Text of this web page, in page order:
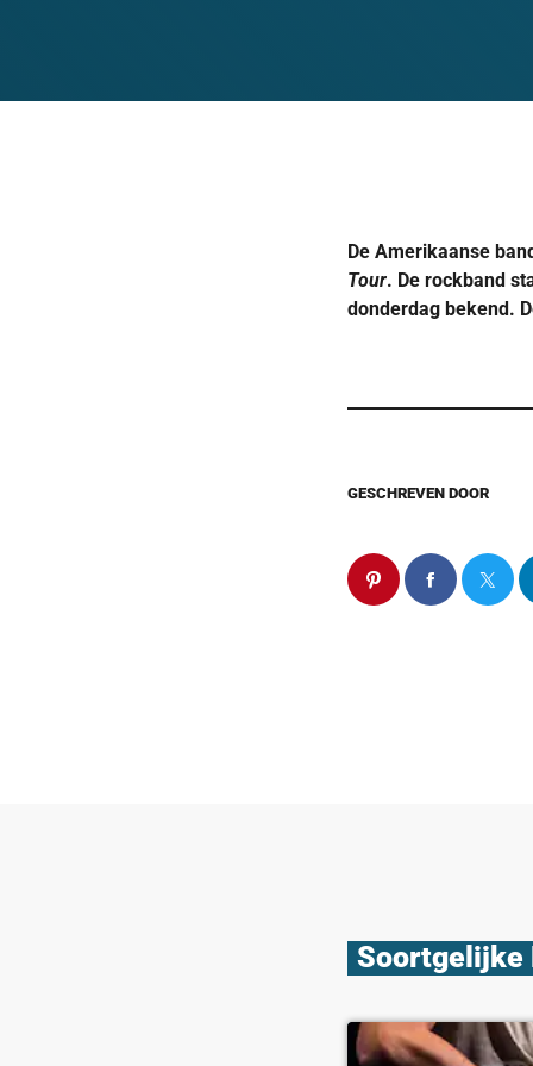
De Amerikaanse
Tour. De rockband
donderdag bekend.
GESCHREVEN DOOR
Soortgelijke